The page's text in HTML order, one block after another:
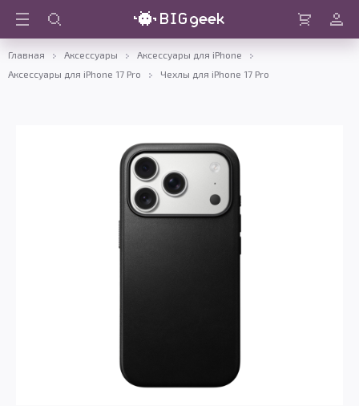
Войти
Главная Аксессуары
Аксессуары для iPhone
Аксессуары для iPhone 17 Pro
Чехлы для iPhone 17 Pro